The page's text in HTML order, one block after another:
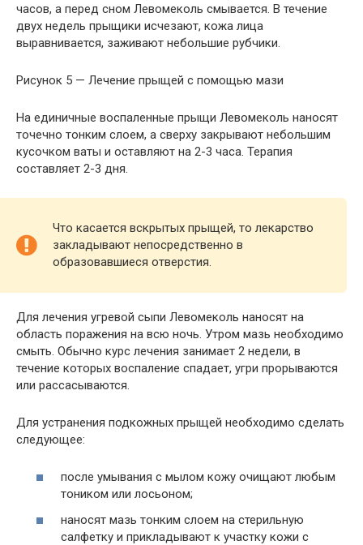
часов, а перед сном Левомеколь смывается. В течение
двух недель прыщики исчезают, кожа лица
выравнивается, заживают небольшие рубчики.
Рисунок 5 — Лечение прыщей с помощью мази
На единичные воспаленные прыщи Левомеколь наносят
точечно тонким слоем, а сверху закрывают небольшим
кусочком ваты и оставляют на 2-3 часа. Терапия
составляет 2-3 дня.
Что касается вскрытых прыщей, то лекарство
закладывают непосредственно в
образовавшиеся отверстия.
Для лечения угревой сыпи Левомеколь наносят на
область поражения на всю ночь. Утром мазь необходимо
смыть. Обычно курс лечения занимает 2 недели, в
течение которых воспаление спадает, угри прорываются
или рассасываются.
Для устранения подкожных прыщей необходимо сделать
следующее:
после умывания с мылом кожу очищают любым
тоником или лосьоном;
наносят мазь тонким слоем на стерильную
салфетку и прикладывают к участку кожи с